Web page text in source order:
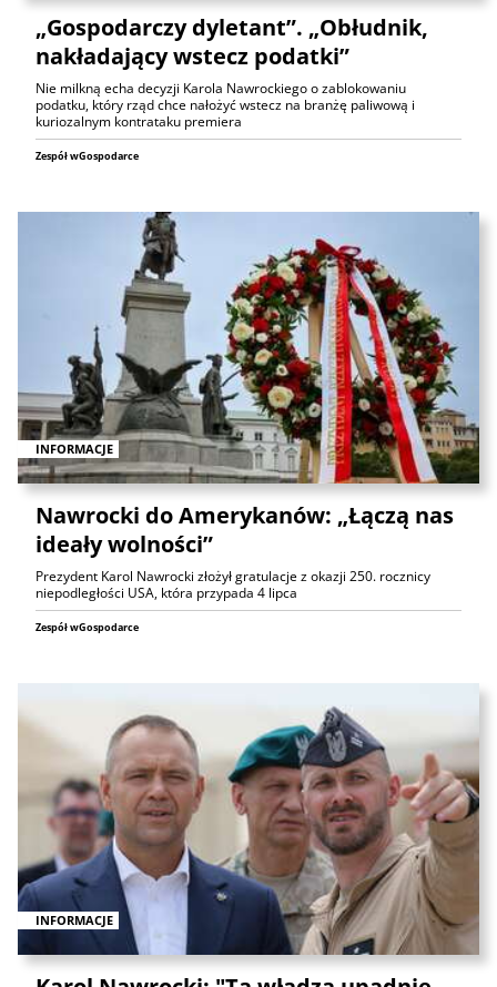
„Gospodarczy dyletant”. „Obłudnik,
nakładający wstecz podatki”
Nie milkną echa decyzji Karola Nawrockiego o zablokowaniu
podatku, który rząd chce nałożyć wstecz na branżę paliwową i
kuriozalnym kontrataku premiera
Zespół wGospodarce
INFORMACJE
Nawrocki do Amerykanów: „Łączą nas
ideały wolności”
Prezydent Karol Nawrocki złożył gratulacje z okazji 250. rocznicy
niepodległości USA, która przypada 4 lipca
Zespół wGospodarce
INFORMACJE